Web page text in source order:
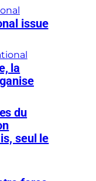
issue
la
du
seul le